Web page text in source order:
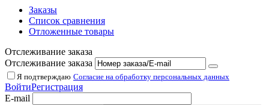
Заказы
Список сравнения
Отложенные товары
Отслеживание заказа
Отслеживание заказа
Я подтверждаю Согласие на обработку персональных данных
ВойтиРегистрация
E-mail